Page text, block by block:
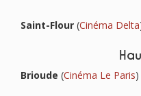
Saint-Flour (Cinéma Delta
Brioude (Cinéma Le Paris